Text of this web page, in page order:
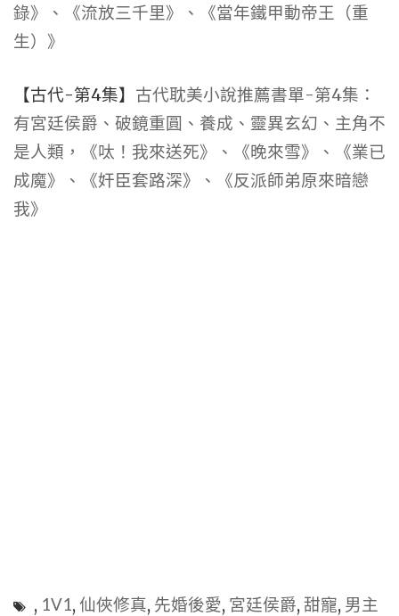
錄》、《流放三千里》、《當年鐵甲動帝王（重
生）》
【古代-第4集】 古代耽美小說推薦書單-第4集：
有宮廷侯爵、破鏡重圓、養成、靈異玄幻、主角不
是人類，《呔！我來送死》、《晚來雪》、《業已
成魔》、《奸臣套路深》、《反派師弟原來暗戀
我》
, 1V1, 仙俠修真, 先婚後愛, 宮廷侯爵, 甜寵, 男主